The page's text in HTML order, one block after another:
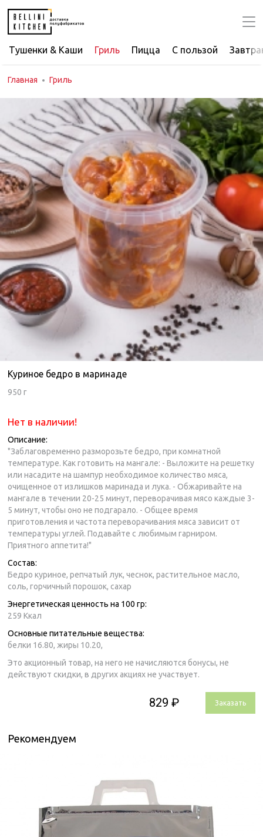
Тушенки & Каши Гриль Пицца С пользой
Главная Гриль
Куриное бедро в маринаде
950 г
829 ₽ Заказать
Нет в наличии!
Описание:
"Заблаговременно разморозьте бедро, при комнатной
температуре. Как готовить на мангале: - Выложите на решетку
или насадите на шампур необходимое количество мяса,
очищенное от излишков маринада и лука. - Обжаривайте на
мангале в течении 20-25 минут, переворачивая мясо каждые 3-
5 минут, чтобы оно не подгарало. - Общее время
приготовления и частота переворачивания мяса зависит от
температуры углей. Подавайте с любимым гарниром.
Приятного аппетита!"
Состав:
Бедро куриное, репчатый лук, чеснок, растительное масло,
соль, горчичный порошок, сахар
Энергетическая ценность на 100 гр:
259 Ккал
Основные питательные вещества:
белки 16.80, жиры 10.20,
Это акционный товар, на него не начисляются бонусы, не
действуют скидки, в других акциях не участвует.
Рекомендуем